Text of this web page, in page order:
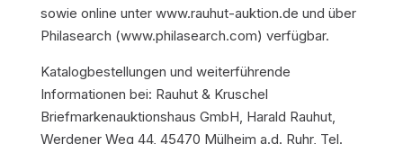
sowie online unter www.rauhut-auktion.de und über
Philasearch (www.philasearch.com) verfügbar.
Katalogbestellungen und weiterführende
Informationen bei: Rauhut & Kruschel
Briefmarkenauktionshaus GmbH, Harald Rauhut,
Werdener Weg 44, 45470 Mülheim a.d. Ruhr, Tel.